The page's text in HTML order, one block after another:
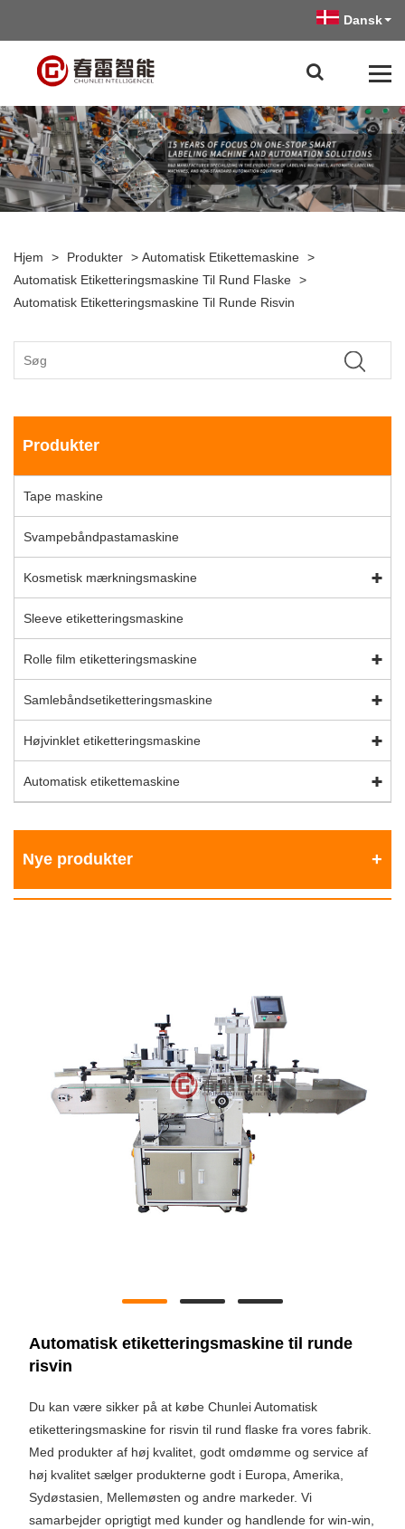
Dansk
Hjem > Produkter > Automatisk Etikettemaskine >
Automatisk Etiketteringsmaskine Til Rund Flaske >
Automatisk Etiketteringsmaskine Til Runde Risvin
Produkter
Tape maskine
Svampebåndpastamaskine
Kosmetisk mærkningsmaskine
Sleeve etiketteringsmaskine
Rolle film etiketteringsmaskine
Samlebåndsetiketteringsmaskine
Højvinklet etiketteringsmaskine
Automatisk etikettemaskine
Nye produkter
Automatisk etiketteringsmaskine til runde
risvin
Du kan være sikker på at købe Chunlei Automatisk
etiketteringsmaskine for risvin til rund flaske fra vores fabrik.
Med produkter af høj kvalitet, godt omdømme og service af
høj kvalitet sælger produkterne godt i Europa, Amerika,
Sydøstasien, Mellemøsten og andre markeder. Vi
samarbejder oprigtigt med kunder og handlende for win-win,